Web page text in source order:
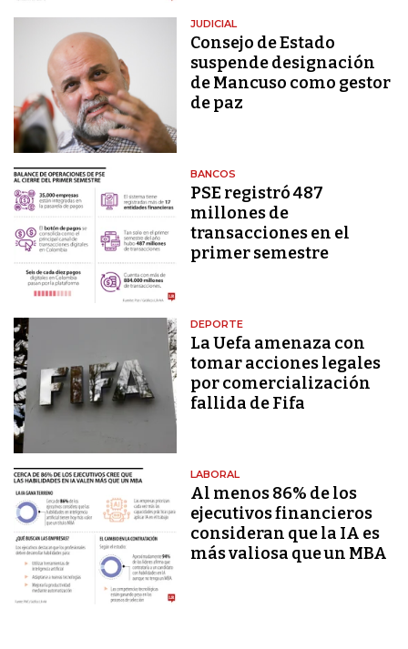
JUDICIAL
Consejo de Estado
suspende designación
de Mancuso como gestor
de paz
BANCOS
PSE registró 487
millones de
transacciones en el
primer semestre
DEPORTE
La Uefa amenaza con
tomar acciones legales
por comercialización
fallida de Fifa
LABORAL
Al menos 86% de los
ejecutivos financieros
consideran que la IA es
más valiosa que un MBA